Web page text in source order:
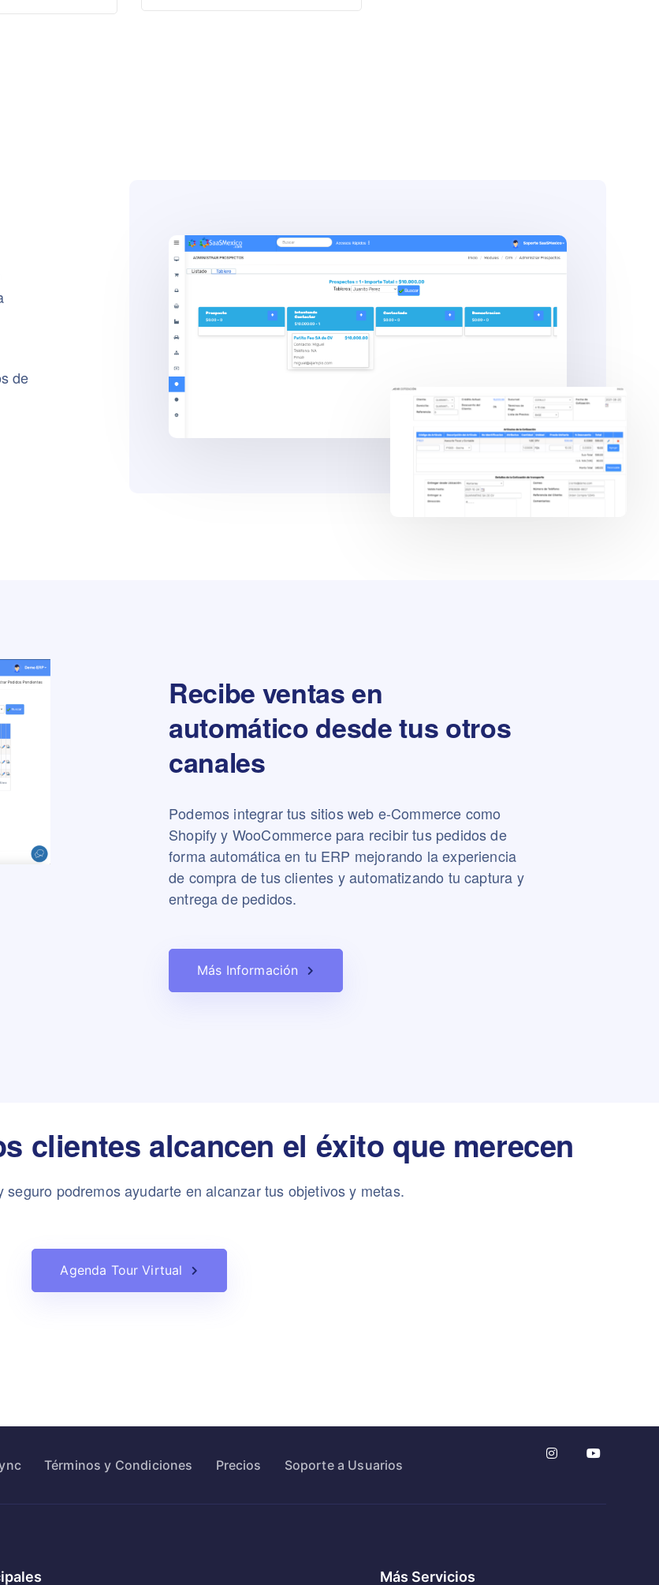
de
Recibe ventas en
automático desde tus otros
canales
Podemos integrar tus sitios web e-Commerce como
Shopify y WooCommerce para recibir tus pedidos de
forma automática en tu ERP mejorando la experiencia
de compra de tus clientes y automatizando tu captura y
entrega de pedidos.
Más Información
clientes alcancen el éxito que merecen
seguro podremos ayudarte en alcanzar tus objetivos y metas.
Agenda Tour Virtual
Términos y Condiciones Precios Soporte a Usuarios
Más Servicios